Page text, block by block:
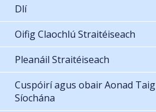
Dlí
Oifig Claochlú Straitéiseach
Pleanáil Straitéiseach
Cuspóirí agus obair Aonad
Síochána